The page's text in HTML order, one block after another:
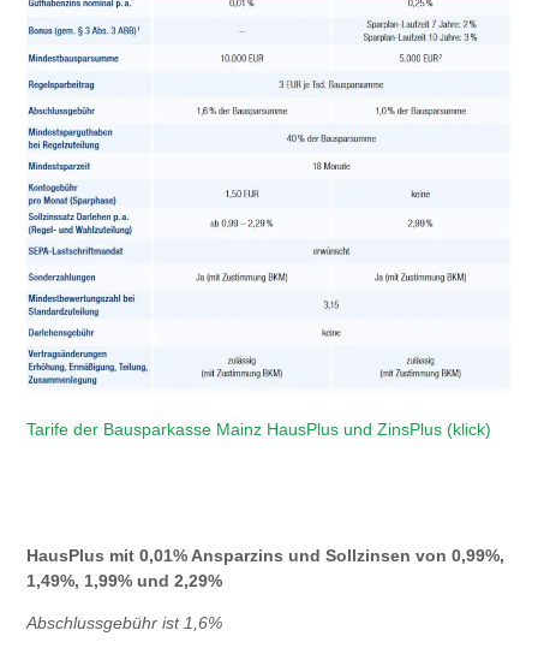
Tarife der Bausparkasse Mainz HausPlus und ZinsPlus (klick)
HausPlus mit 0,01% Ansparzins und Sollzinsen von 0,99%,
1,49%, 1,99% und 2,29%
Abschlussgebühr ist 1,6%